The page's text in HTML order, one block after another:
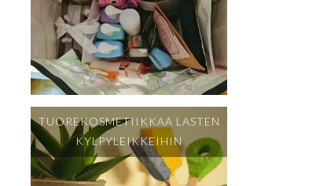
TUOREKOSMETIIKKAA LASTEN
KYLPYLEIKKEIHIN